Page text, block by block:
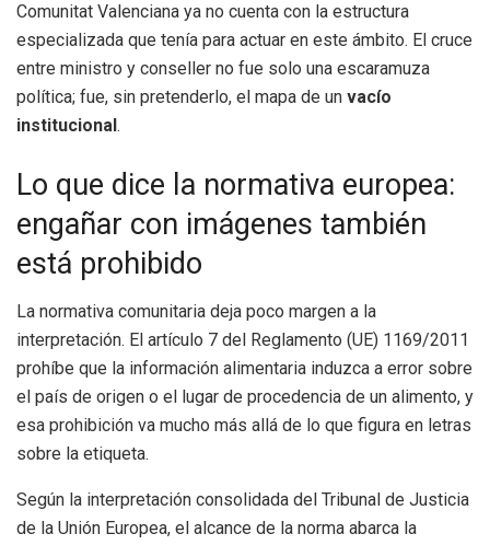
Comunitat Valenciana ya no cuenta con la estructura
especializada que tenía para actuar en este ámbito. El cruce
entre ministro y conseller no fue solo una escaramuza
política; fue, sin pretenderlo, el mapa de un vacío
institucional.
Lo que dice la normativa europea:
engañar con imágenes también
está prohibido
La normativa comunitaria deja poco margen a la
interpretación. El artículo 7 del Reglamento (UE) 1169/2011
prohíbe que la información alimentaria induzca a error sobre
el país de origen o el lugar de procedencia de un alimento, y
esa prohibición va mucho más allá de lo que figura en letras
sobre la etiqueta.
Según la interpretación consolidada del Tribunal de Justicia
de la Unión Europea, el alcance de la norma abarca la